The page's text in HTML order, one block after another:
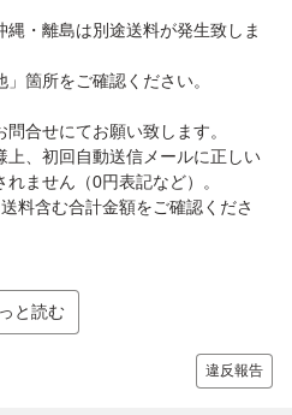
・離島は別途送料が発生致しま
箇所をご確認ください。
合せにてお願い致します。
、初回自動送信メールに正しい
ません（0円表記など）。
料含む合計金額をご確認くださ
と読む
違反報告